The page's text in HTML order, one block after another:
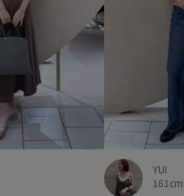
YUI
161cm